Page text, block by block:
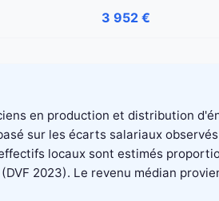
3 952 €
en production et distribution
sur les écarts salariaux
locaux sont estimés
2023). Le revenu médian